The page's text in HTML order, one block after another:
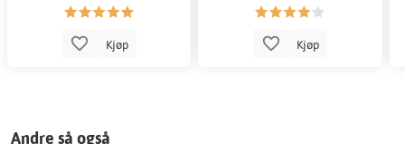
Kjøp Kjøp
Andre så også